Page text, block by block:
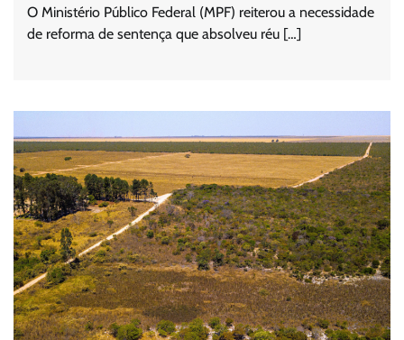
O Ministério Público Federal (MPF) reiterou a necessidade
de reforma de sentença que absolveu réu […]